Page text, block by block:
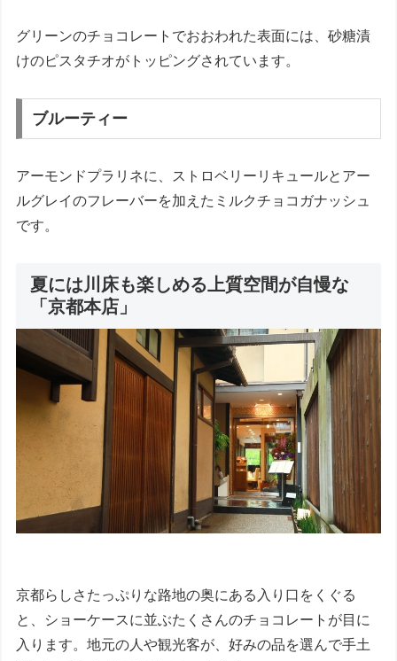
グリーンのチョコレートでおおわれた表面には、砂糖漬
けのピスタチオがトッピングされています。
ブルーティー
アーモンドプラリネに、ストロベリーリキュールとアー
ルグレイのフレーバーを加えたミルクチョコガナッシュ
です。
夏には川床も楽しめる上質空間が自慢な
「京都本店」
京都らしさたっぷりな路地の奥にある入り口をくぐる
と、ショーケースに並ぶたくさんのチョコレートが目に
入ります。地元の人や観光客が、好みの品を選んで手土